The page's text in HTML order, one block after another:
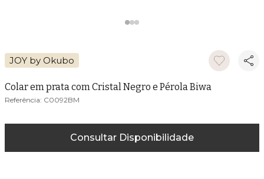
JOY by Okubo
Colar em prata com Cristal Negro e Pérola Biwa
C0092BM
Consultar Disponibilidade